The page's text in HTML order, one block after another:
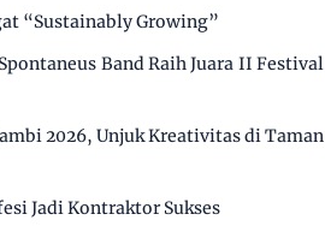
“Sustainably Growing”
Band Raih Juara II Festival
2026, Unjuk Kreativitas di Taman
Jadi Kontraktor Sukses